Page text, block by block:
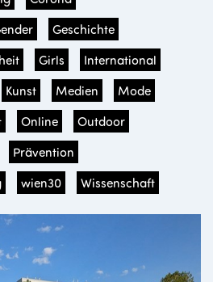
Geschichte
Girls
International
Kunst Medien
Mode
Online
Outdoor
Prävention
wien30 Wissenschaft